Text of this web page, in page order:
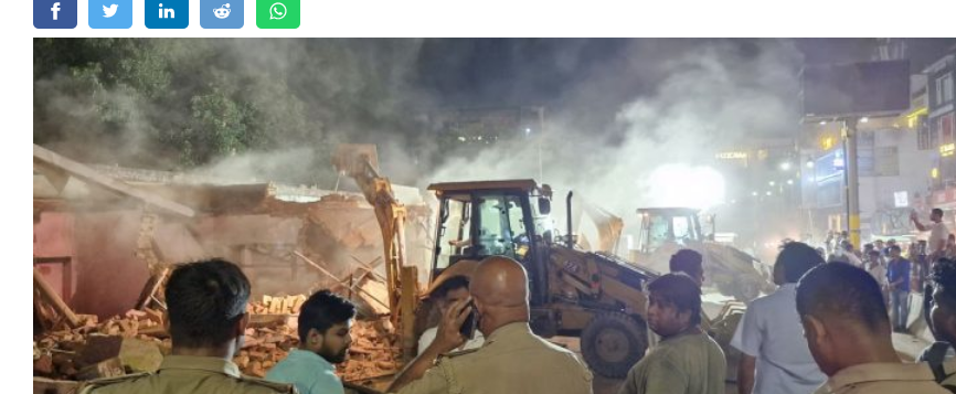
अलीगढ़
मुरादाबाद
गोरखपुर
प्रयागराज
रामपुर